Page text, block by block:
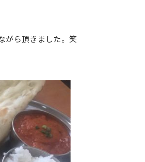
がら頂きました。笑